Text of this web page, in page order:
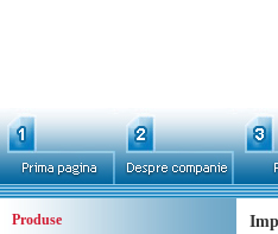
Produse